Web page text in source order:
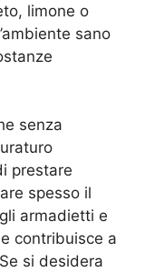
limone o
sano
prestare
spesso il
armadietti e
contribuisce a
si desidera